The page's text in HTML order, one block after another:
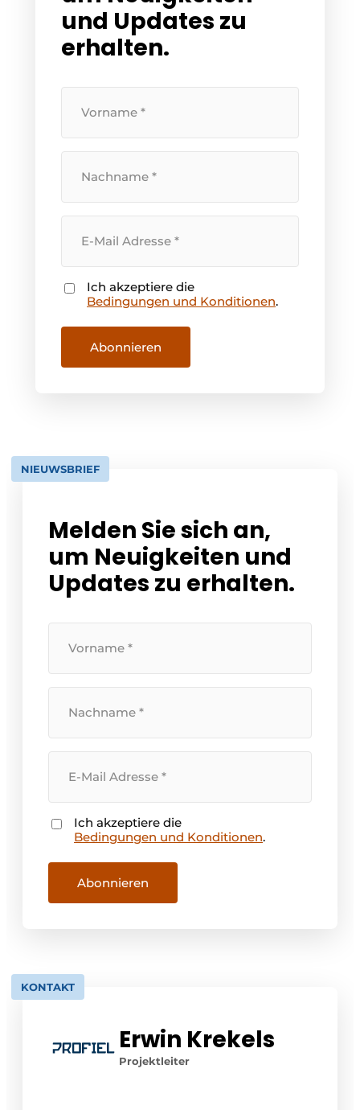
Einladung zu einem Rundtischgespräch - 20 Jahre
Profil
Werben
und Updates zu
erhalten.
Vorname
Nachname
Mail
Adresse
Zustimmung
Ich akzeptiere die
Bedingungen und Konditionen.
Abonnieren
NIEUWSBRIEF
Melden Sie sich an,
um Neuigkeiten und
Updates zu erhalten.
Vorname
Nachname
Mail
Adresse
Zustimmung
Ich akzeptiere die
Bedingungen und Konditionen.
Abonnieren
KONTAKT
Erwin Krekels
Projektleiter